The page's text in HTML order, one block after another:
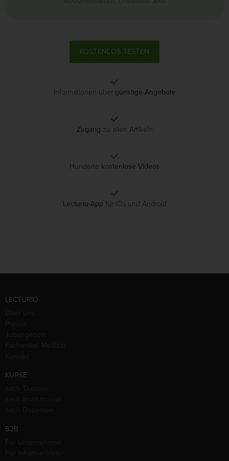
KOSTENLOS TESTEN
Informationen über günstige Angebote
Zugang zu allen Artikeln
Hunderte kostenlose Videos
Lecturio-App für iOs und Android
LECTURIO
KURSE
B2B